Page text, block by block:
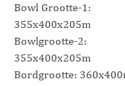
Bowl Grootte-1:
355x400x205m
Bowlgrootte-2:
355x400x205m
Bordgrootte: